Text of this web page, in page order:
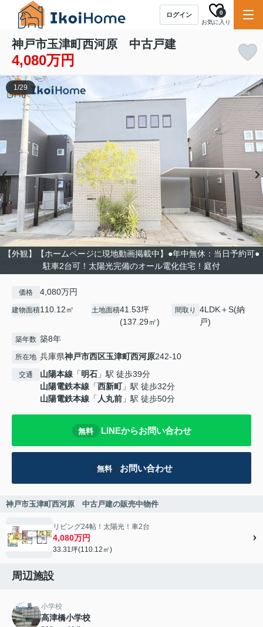
ログイン
お気に入り
0
神戸市玉津町西河原 中古戸建
4,080万円
【外観】【ホームページに現地動画掲載中】●年中無休：当日予約可●
駐車2台可！太陽光完備のオール電化住宅！庭付
1/29
価格 4,080万円
建物面積110.12㎡ 土地面積41.53坪
(137.29㎡)
間取り
4LDK＋S(納
戸)
築年数 築8年
所在地 兵庫県神戸市西区玉津町西河原242-10
交通 山陽本線 「明石 」駅 徒歩39分
山陽電鉄本線 「西新町」駅 徒歩32分
山陽電鉄本線 「 人丸前 」駅 徒歩50分
無料 LINEからお問い合わせ
無料 お問い合わせ
神戸市玉津町西河原 中古戸建の販売中物件
リビング24帖！太陽光！車2台
4,080万円
33.31坪(110.12㎡)
周辺施設
小学校
高津橋小学校